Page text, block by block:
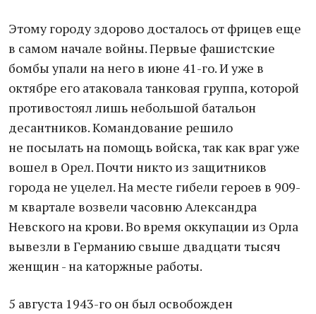
Этому городу здорово досталось от фрицев еще
в самом начале войны. Первые фашистские
бомбы упали на него в июне 41-го. И уже в
октябре его атаковала танковая группа, которой
противостоял лишь небольшой батальон
десантников. Командование решило
не посылать на помощь войска, так как враг уже
вошел в Орел. Почти никто из защитников
города не уцелел. На месте гибели героев в 909-
м квартале возвели часовню Александра
Невского на крови. Во время оккупации из Орла
вывезли в Германию свыше двадцати тысяч
женщин - на каторжные работы.
5 августа 1943-го он был освобожден